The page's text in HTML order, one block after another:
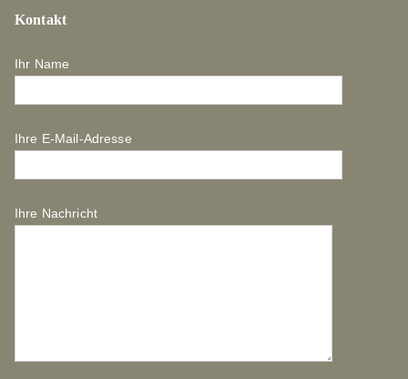
Kontakt
Ihr Name
Ihre E-Mail-Adresse
Ihre Nachricht